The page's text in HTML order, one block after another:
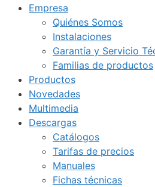
Empresa
Quiénes Somos
Instalaciones
Garantía y Servicio
Familias de productos
Productos
Novedades
Multimedia
Descargas
Catálogos
Tarifas de precios
Manuales
Fichas técnicas